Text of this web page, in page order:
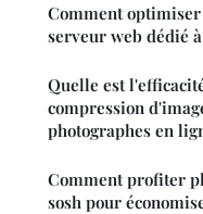
Comment
serveur web dédié
Quelle est
compression
photographes en
Comment profiter
sosh pour